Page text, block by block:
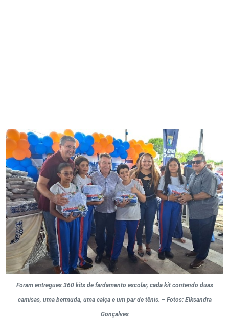
Foram entregues 360 kits de fardamento escolar, cada kit contendo duas
camisas, uma bermuda, uma calça e um par de tênis. – Fotos: Elksandra
Gonçalves